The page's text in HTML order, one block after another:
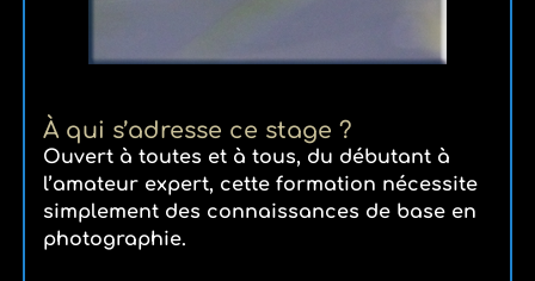
À qui s’adresse ce stage ?
Ouvert à toutes et à tous, du débutant à
l’amateur expert, cette formation nécessite
simplement des connaissances de base en
photographie.